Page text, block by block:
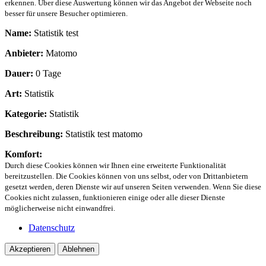
erkennen. Über diese Auswertung können wir das Angebot der Webseite noch
besser für unsere Besucher optimieren.
Name: Statistik test
Anbieter: Matomo
Dauer: 0 Tage
Art: Statistik
Kategorie: Statistik
Beschreibung: Statistik test matomo
Komfort:
Durch diese Cookies können wir Ihnen eine erweiterte Funktionalität
bereitzustellen. Die Cookies können von uns selbst, oder von Drittanbietern
gesetzt werden, deren Dienste wir auf unseren Seiten verwenden. Wenn Sie diese
Cookies nicht zulassen, funktionieren einige oder alle dieser Dienste
möglicherweise nicht einwandfrei.
Datenschutz
Akzeptieren Ablehnen